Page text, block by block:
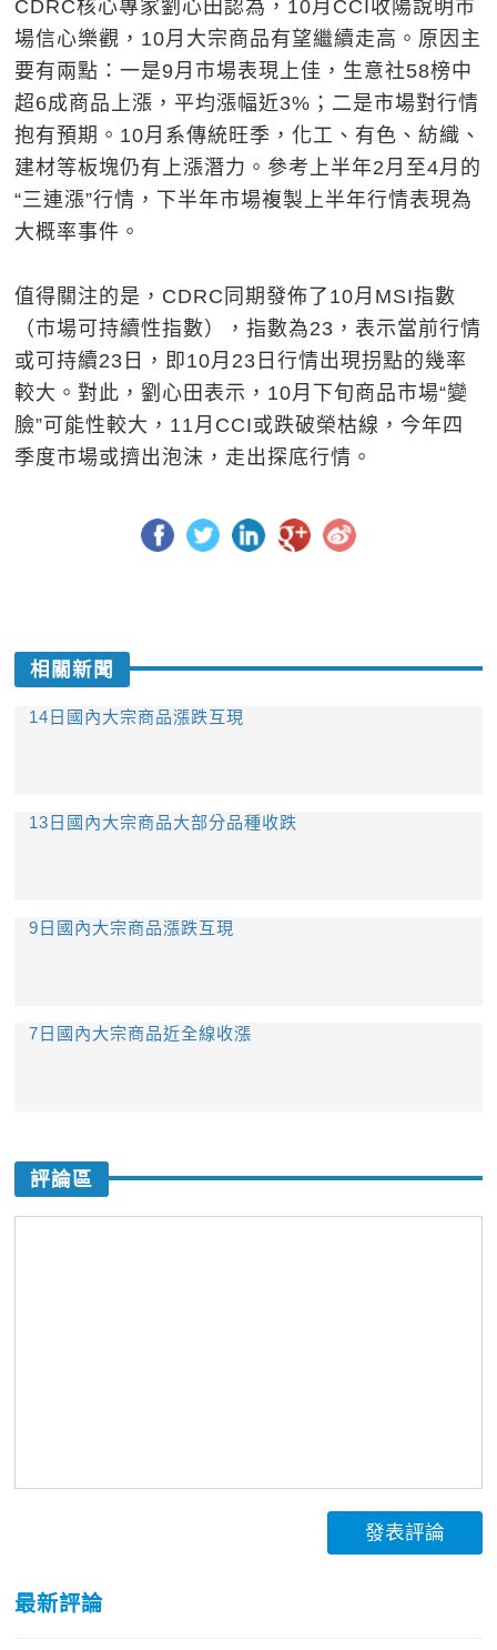
CDRC核心專家劉心田認為，10月CCI收陽說明市
場信心樂觀，10月大宗商品有望繼續走高。原因主
要有兩點：一是9月市場表現上佳，生意社58榜中
超6成商品上漲，平均漲幅近3%；二是市場對行情
抱有預期。10月系傳統旺季，化工、有色、紡織、
建材等板塊仍有上漲潛力。參考上半年2月至4月的
“三連漲”行情，下半年市場複製上半年行情表現為
大概率事件。
值得關注的是，CDRC同期發佈了10月MSI指數
（市場可持續性指數），指數為23，表示當前行情
或可持續23日，即10月23日行情出現拐點的幾率
較大。對此，劉心田表示，10月下旬商品市場“變
臉”可能性較大，11月CCI或跌破榮枯線，今年四
季度市場或擠出泡沫，走出探底行情。
相關新聞
14日國內大宗商品漲跌互現
13日國內大宗商品大部分品種收跌
9日國內大宗商品漲跌互現
7日國內大宗商品近全線收漲
評論區
發表評論
最新評論